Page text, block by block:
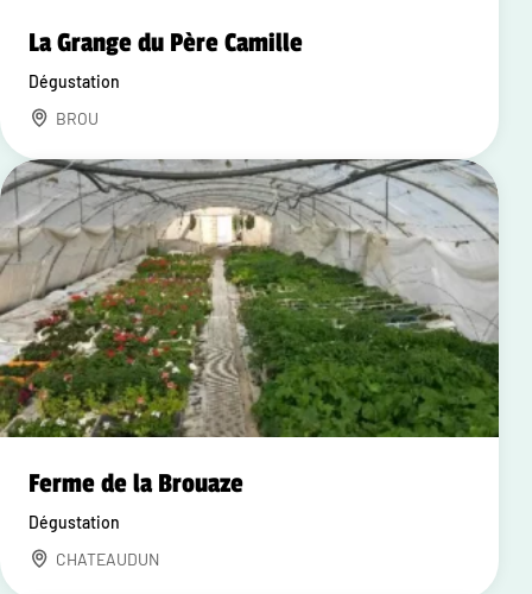
La Grange du Père Camille
Dégustation
BROU
Ferme de la Brouaze
Dégustation
CHATEAUDUN